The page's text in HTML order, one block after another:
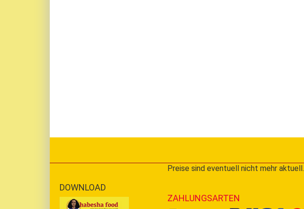
DOWNLOAD
Preise sind eventuell nicht mehr aktuell.
ZAHLUNGSARTEN